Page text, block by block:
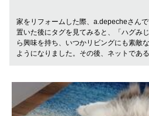
家をリフォームした際、a.depecheさんで
置いた後にタグを見てみると、「ハグみ
ら興味を持ち、いつかリビングにも素敵
ようになりました。その後、ネットであ